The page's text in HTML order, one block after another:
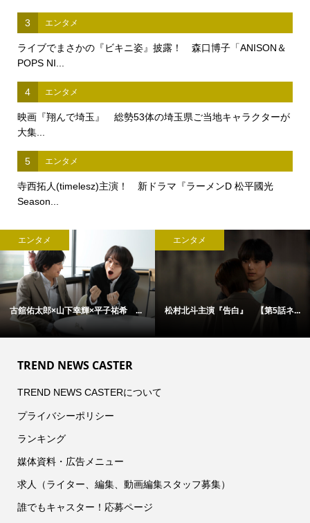
3 エンタメ
ライブでまさかの『ビキニ姿』披露！ 森口博子「ANISON＆
POPS NI...
4 エンタメ
映画『翔んで埼玉』 総勢53体の埼玉県ご当地キャラクターが
大集...
5 エンタメ
寺西拓人(timelesz)主演！ 新ドラマ『ラーメンD 松平國光
Season...
エンタメ
古舘佑太郎×山下幸輝×平子祐希 ...
エンタメ
松村北斗主演『告白』 【第5話ネ...
TREND NEWS CASTER
TREND NEWS CASTERについて
プライバシーポリシー
ランキング
媒体資料・広告メニュー
求人（ライター、編集、動画編集スタッフ募集）
誰でもキャスター！応募ページ